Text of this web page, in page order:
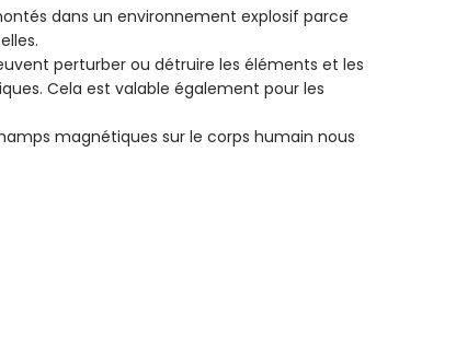
dans un environnement explosif parce
perturber ou détruire les éléments et les
Cela est valable également pour les
magnétiques sur le corps humain nous